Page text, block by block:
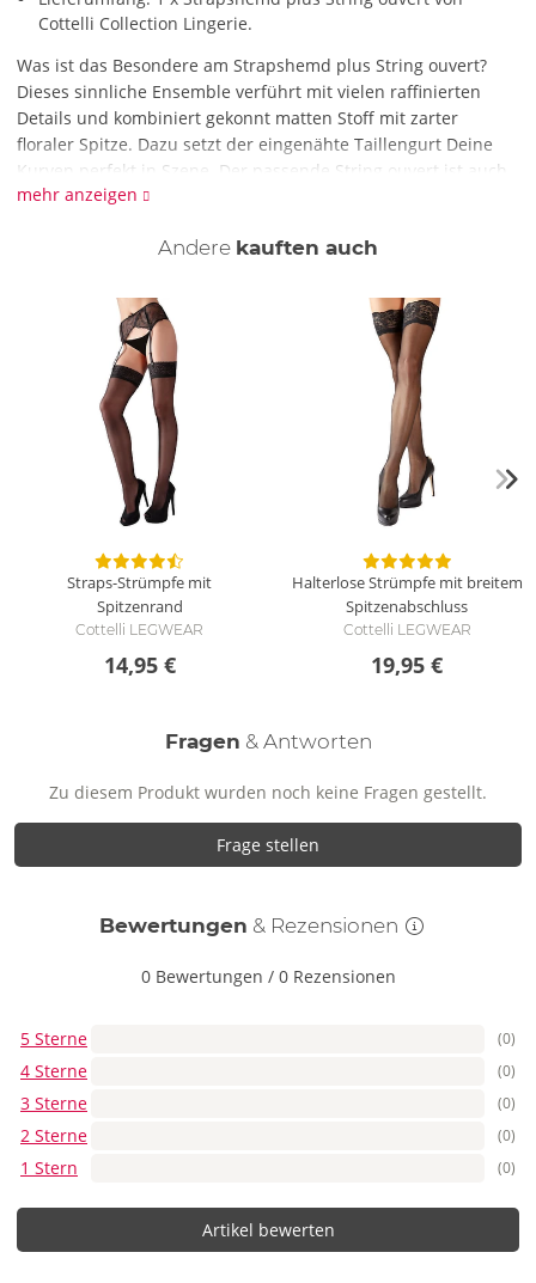
Cottelli Collection Lingerie.
Was ist das Besondere am Strapshemd plus String ouvert?
Dieses sinnliche Ensemble verführt mit vielen raffinierten
Details und kombiniert gekonnt matten Stoff mit zarter
floraler Spitze. Dazu setzt der eingenähte Taillengurt Deine
Kurven perfekt in Szene. Der passende String ouvert ist auch
gleich dabei. Für verführerische Frauen, die wissen, was sie
Für die Reinigung empfehlen wir die schonende Handwäsche
mit Feinwaschmittel.
mehr anzeigen
Andere kauften auch
Straps-Strümpfe mit
Spitzenrand
Cottelli LEGWEAR
14,95 €
Halterlose Strümpfe mit breitem
Spitzenabschluss
Cottelli LEGWEAR
19,95 €
Fragen & Antworten
Zu diesem Produkt wurden noch keine Fragen gestellt.
Frage stellen
Bewertungen & Rezensionen
0 Bewertungen / 0 Rezensionen
5 Sterne (0)
4 Sterne (0)
3 Sterne (0)
2 Sterne (0)
1 Stern (0)
Artikel bewerten